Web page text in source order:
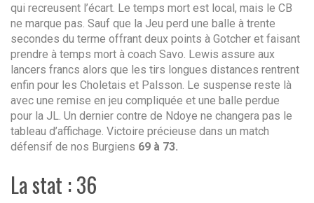
qui recreusent l’écart. Le temps mort est local, mais le CB
ne marque pas. Sauf que la Jeu perd une balle à trente
secondes du terme offrant deux points à Gotcher et faisant
prendre à temps mort à coach Savo. Lewis assure aux
lancers francs alors que les tirs longues distances rentrent
enfin pour les Choletais et Palsson. Le suspense reste là
avec une remise en jeu compliquée et une balle perdue
pour la JL. Un dernier contre de Ndoye ne changera pas le
tableau d’affichage. Victoire précieuse dans un match
défensif de nos Burgiens 69 à 73.
La stat : 36